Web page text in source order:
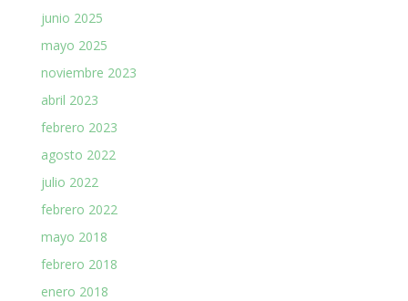
junio 2025
mayo 2025
noviembre 2023
abril 2023
febrero 2023
agosto 2022
julio 2022
febrero 2022
mayo 2018
febrero 2018
enero 2018